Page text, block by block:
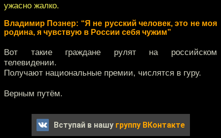
ужасно жалко.
Владимир Познер: “Я не русский человек, это не моя
родина, я чувствую в России себя чужим”
Вот такие граждане рулят на российском
телевидении.
Получают национальные премии, числятся в гуру.
Верным путём.
Вступай в нашу группу ВКонтакте